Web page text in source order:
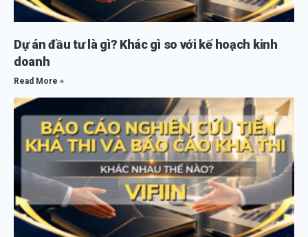
Dự án đầu tư là gì? Khác gì so với kế hoạch kinh
doanh
Read More »